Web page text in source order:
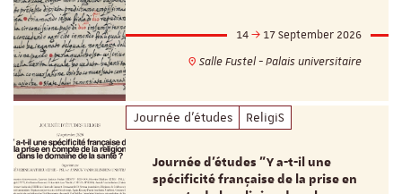
14
17 September 2026
Salle Fustel - Palais universitaire
Journée d'études ReligiS
Journée d’études "Y a-t-il une
spécificité française de la prise en